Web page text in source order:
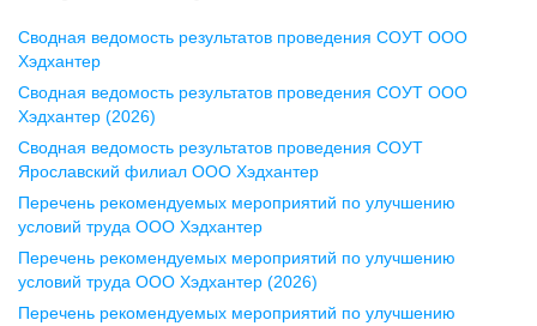
Воронеж
ул. Комиссаржевской, д. 10,
офис 1212
+7 473 280-05-05
pr@vrn.hh.ru
ул. Спартаковская, д. 2А, этаж 3,
помещение 15
Сводная ведомость результатов проведения СОУТ ООО
Хэдхантер
Сводная ведомость результатов проведения СОУТ ООО
Хэдхантер (2026)
Сводная ведомость результатов проведения СОУТ
Ярославский филиал ООО Хэдхантер
Перечень рекомендуемых мероприятий по улучшению
условий труда ООО Хэдхантер
Перечень рекомендуемых мероприятий по улучшению
условий труда ООО Хэдхантер (2026)
Перечень рекомендуемых мероприятий по улучшению